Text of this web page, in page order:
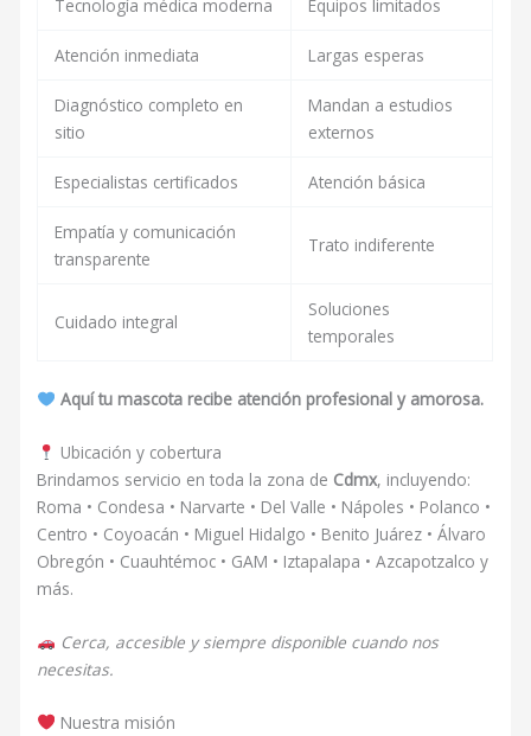
Tecnología médica moderna Equipos limitados
Atención inmediata Largas esperas
Diagnóstico completo en
sitio
Mandan a estudios
externos
Especialistas certificados Atención básica
Empatía y comunicación
transparente
Trato indiferente
Cuidado integral
Soluciones
temporales
Aquí tu mascota recibe atención profesional y amorosa.
Ubicación y cobertura
Brindamos servicio en toda la zona de Cdmx, incluyendo:
Roma • Condesa • Narvarte • Del Valle • Nápoles • Polanco •
Centro • Coyoacán • Miguel Hidalgo • Benito Juárez • Álvaro
Obregón • Cuauhtémoc • GAM • Iztapalapa • Azcapotzalco y
más.
Cerca, accesible y siempre disponible cuando nos
necesitas.
Nuestra misión